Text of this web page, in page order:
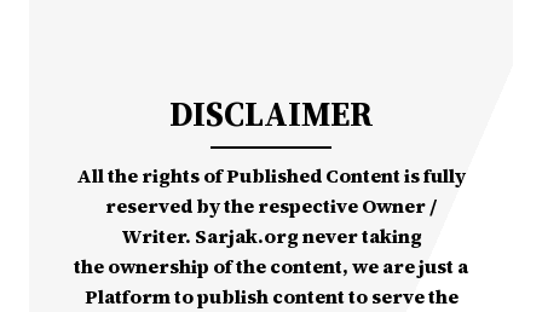
DISCLAIMER
All the rights of Published Content is fully
reserved by the respective Owner /
Writer. Sarjak.org never taking
the ownership of the content, we are just a
Platform to publish content to serve the